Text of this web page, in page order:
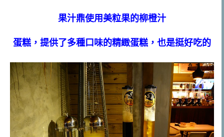
果汁鼎使用美粒果的柳橙汁
蛋糕， 提供了多種口味的精緻蛋糕，也是挺好吃的